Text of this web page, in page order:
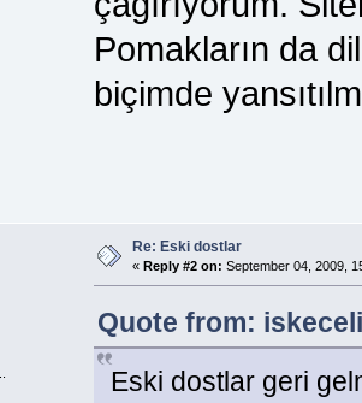
Pomakların da
biçimde
Re: Eski dostlar
« Reply #2 on: September 04, 2009,
Quote from:
Eski dostlar geri